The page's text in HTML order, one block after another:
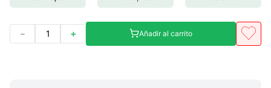
＋
－ Añadir al carrito